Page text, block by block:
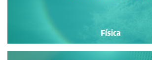
Física